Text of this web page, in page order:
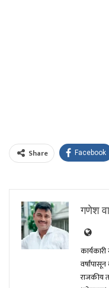
Share Facebook
गणेश
कार्यकारी
राजकीय